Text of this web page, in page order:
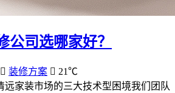
公司选哪家好？
装修方案
21℃
远家装市场的三大技术型困境我们团队